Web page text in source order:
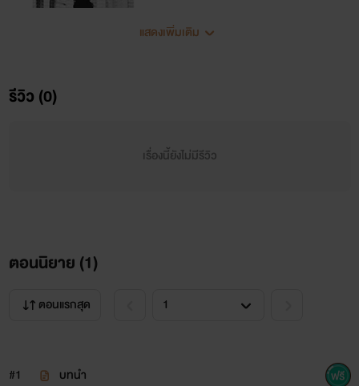
แสดงเพิ่มเติม
รีวิว (0)
เรื่องนี้ยังไม่มีรีวิว
ตอนนิยาย (1)
ตอนแรกสุด
#1 บทนำ